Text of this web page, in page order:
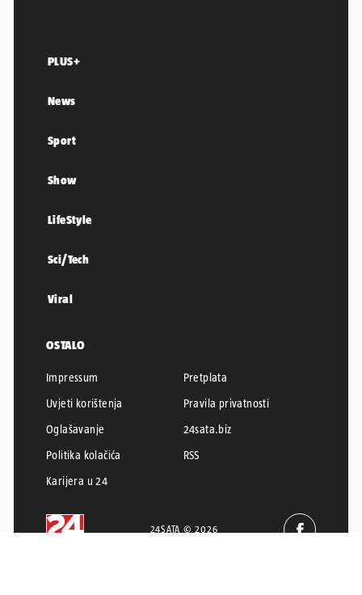
PLUS+
News
Sport
Show
LifeStyle
Sci/Tech
Viral
OSTALO
Impressum
Pretplata
Uvjeti korištenja
Pravila privatnosti
Oglašavanje
24sata.biz
Politika kolačića
RSS
Karijera u 24
24SATA © 2026